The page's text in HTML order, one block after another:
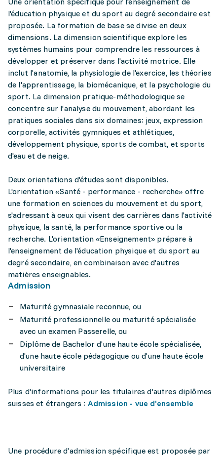
l'éducation physique et du sport au degré secondaire est
proposée. La formation de base se divise en deux
dimensions. La dimension scientifique explore les
systèmes humains pour comprendre les ressources à
développer et préserver dans l'activité motrice. Elle
inclut l'anatomie, la physiologie de l'exercice, les théories
de l'apprentissage, la biomécanique, et la psychologie du
sport. La dimension pratique-méthodologique se
concentre sur l'analyse du mouvement, abordant les
pratiques sociales dans six domaines: jeux, expression
corporelle, activités gymniques et athlétiques,
développement physique, sports de combat, et sports
d'eau et de neige.
Deux orientations d'études sont disponibles.
L'orientation «Santé - performance - recherche» offre
une formation en sciences du mouvement et du sport,
s'adressant à ceux qui visent des carrières dans l'activité
physique, la santé, la performance sportive ou la
recherche. L'orientation «Enseignement» prépare à
l'enseignement de l'éducation physique et du sport au
degré secondaire, en combinaison avec d'autres
matières enseignables.
Admission
Maturité gymnasiale reconnue, ou
Maturité professionnelle ou maturité spécialisée
avec un examen Passerelle, ou
Diplôme de Bachelor d'une haute école spécialisée,
d'une haute école pédagogique ou d'une haute école
universitaire
Plus d'informations pour les titulaires d'autres diplômes
suisses et étrangers : Admission - vue d'ensemble
Une procédure d’admission spécifique est proposée par